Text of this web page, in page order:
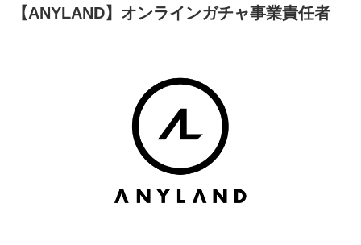
②面接（代表取締役） ※原則、対面形式
↓
https://anyland.jp/）はファンクラブサービス
や、公式アプリサービスなどのファンサービス事業を運営してお
り、「すべてのワクワクの裏側に」というミッションの下、アー
ティスト・タレントとファンとの間に絆を深めることを目指して
エンターテインメントを通じて心を結ぶ架け橋となり、“エンタメ
業界のリーディングカンパニー”として成長することをビジョンと
して掲げ、常に新しい挑戦を恐れず、一人ひとりの感動を共有し
ながら、これまでにない価値を生み出す未来を築いていく仲間を
【ANYLAND】オンラインガチャ事業責任者